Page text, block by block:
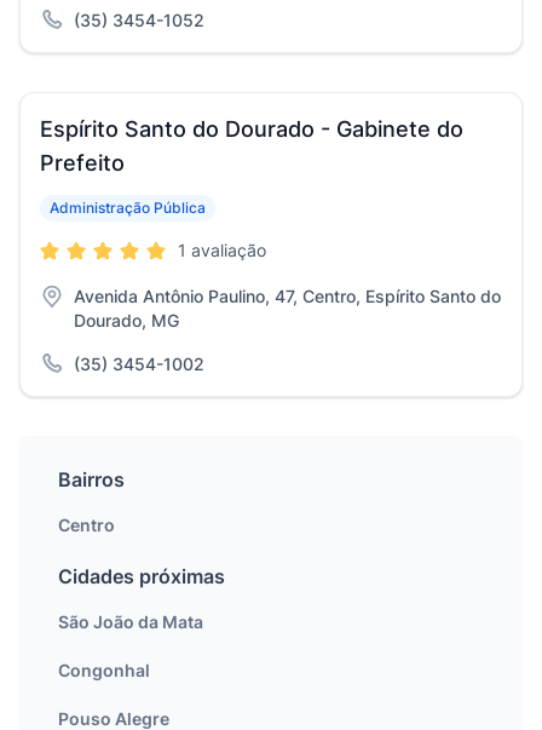
(35) 3454-1052
Espírito Santo do Dourado - Gabinete do
Prefeito
Administração Pública
1 avaliação
Avenida Antônio Paulino, 47, Centro, Espírito Santo do
Dourado, MG
(35) 3454-1002
Bairros
Centro
Cidades próximas
São João da Mata
Congonhal
Pouso Alegre